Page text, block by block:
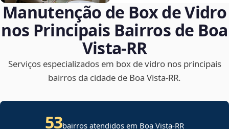
Manutenção de Box de Vidro
nos Principais Bairros de Boa
Vista‑RR
Serviços especializados em box de vidro nos principais
bairros da cidade de Boa Vista‑RR.
53bairros atendidos em Boa Vista-RR